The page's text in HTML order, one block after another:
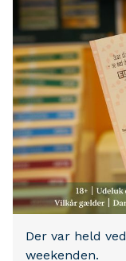
Der var held
weekenden.